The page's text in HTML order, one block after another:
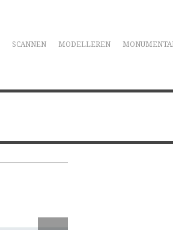
SCANNEN MODELLEREN